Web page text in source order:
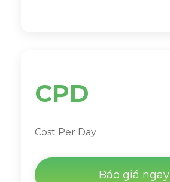
CPD
Cost Per Day
Báo giá ngay